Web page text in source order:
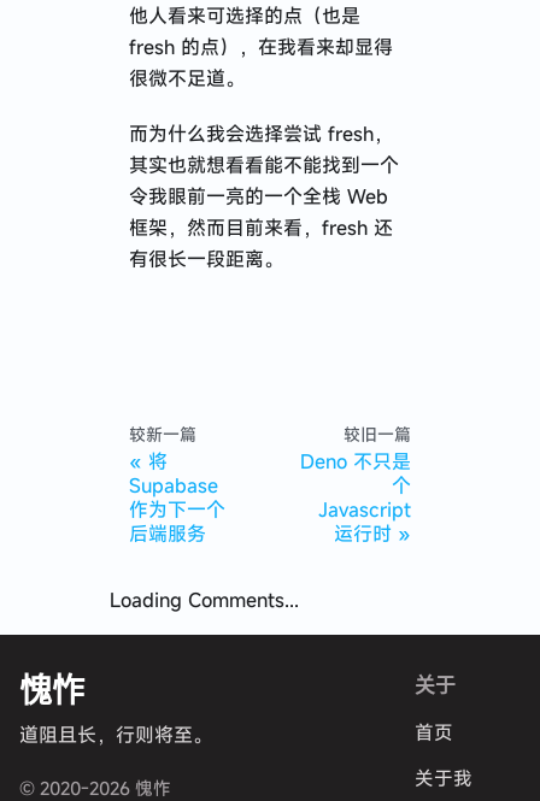
他人看来可选择的点（也是
fresh 的点），在我看来却显得
很微不足道。
而为什么我会选择尝试 fresh，
其实也就想看看能不能找到一个
令我眼前一亮的一个全栈 Web
框架，然而目前来看，fresh 还
有很长一段距离。
较新一篇
将
Supabase
作为下一个
后端服务
较旧一篇
Deno 不只是
个
Javascript
运行时
Loading Comments...
愧怍
道阻且长，行则将至。
© 2020-2026 愧怍
关于
首页
关于我